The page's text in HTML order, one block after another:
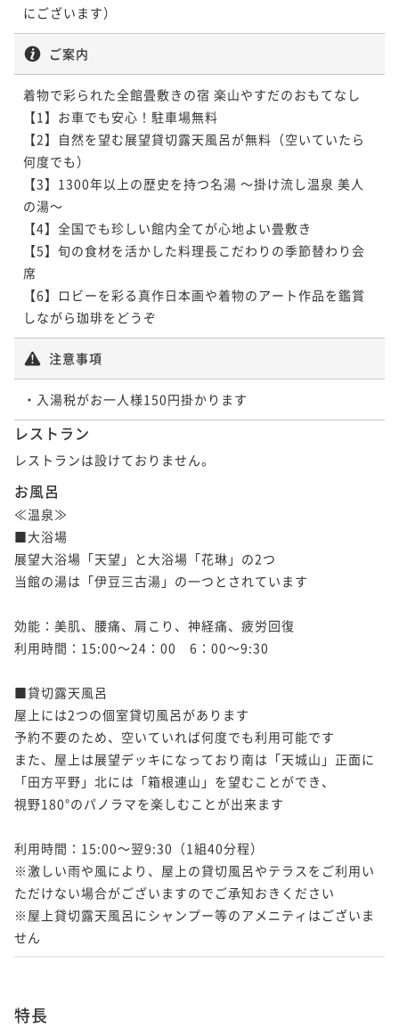
にございます）
ご案内
着物で彩られた全館畳敷きの宿 楽山やすだのおもてなし
【1】お車でも安心！駐車場無料
【2】自然を望む展望貸切露天風呂が無料（空いていたら
何度でも）
【3】1300年以上の歴史を持つ名湯 ～掛け流し温泉 美人
の湯～
【4】全国でも珍しい館内全てが心地よい畳敷き
【5】旬の食材を活かした料理長こだわりの季節替わり会
席
【6】ロビーを彩る真作日本画や着物のアート作品を鑑賞
しながら珈琲をどうぞ
注意事項
・入湯税がお一人様150円掛かります
レストラン
レストランは設けておりません。
お風呂
≪温泉≫
■大浴場
展望大浴場「天望」と大浴場「花琳」の2つ
当館の湯は「伊豆三古湯」の一つとされています
効能：美肌、腰痛、肩こり、神経痛、疲労回復
利用時間：15:00～24：00　6：00～9:30
■貸切露天風呂
屋上には2つの個室貸切風呂があります
予約不要のため、空いていれば何度でも利用可能です
また、屋上は展望デッキになっており南は「天城山」正面に
「田方平野」北には「箱根連山」を望むことができ、
視野180°のパノラマを楽しむことが出来ます
利用時間：15:00～翌9:30（1組40分程）
※激しい雨や風により、屋上の貸切風呂やテラスをご利用い
ただけない場合がございますのでご承知おきください
※屋上貸切露天風呂にシャンプー等のアメニティはございま
せん
特長